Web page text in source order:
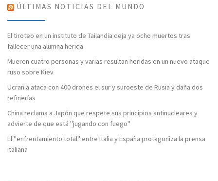
ÚLTIMAS NOTICIAS DEL MUNDO
El tiroteo en un instituto de Tailandia deja ya ocho muertos tras
fallecer una alumna herida
Mueren cuatro personas y varias resultan heridas en un nuevo ataque
ruso sobre Kiev
Ucrania ataca con 400 drones el sur y suroeste de Rusia y daña dos
refinerías
China reclama a Japón que respete sus principios antinucleares y
advierte de que está "jugando con fuego"
El "enfrentamiento total" entre Italia y España protagoniza la prensa
italiana